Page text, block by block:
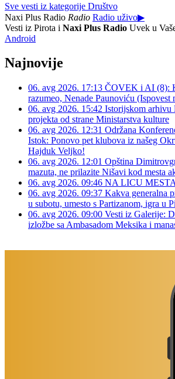
Sve vesti iz kategorije Društvo
Naxi Plus Radio Radio Radio uživo▶
Vesti iz Pirota i Naxi Plus Radio Uvek u
Android
Najnovije
06. avg 2026. 17:13 ČOVEK i AI (8):
razumeo, Nenade Paunoviću (Ispovest
06. avg 2026. 15:42 Istorijskom arhivu
projekta od strane Ministarstva kulture
06. avg 2026. 12:31 Održana
Istok: Ponovo pet klubova iz našeg
Hajduk Veljko!
06. avg 2026. 12:01 Opština
mazuta, ne prilazite Nišavi kod mesta
06. avg 2026. 09:46 NA LICU
06. avg 2026. 09:37 Kakva generalna
u subotu, umesto s Partizanom, igra u
06. avg 2026. 09:00 Vesti iz Galerije:
izložbe sa Ambasadom Meksika i